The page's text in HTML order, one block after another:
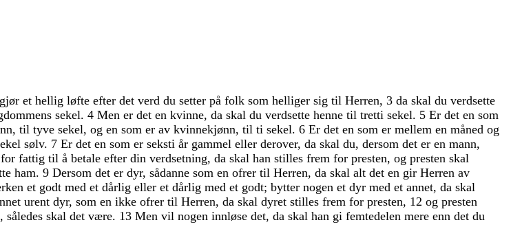
gjør et hellig løfte efter det verd du setter på folk som helliger sig til Herren, 3 da skal du verdsette
sekel. 4 Men er det en kvinne, da skal du verdsette henne til tretti sekel. 5 Er det en som
, til tyve sekel, og en som er av kvinnekjønn, til ti sekel. 6 Er det en som er mellem en måned og
sølv. 7 Er det en som er seksti år gammel eller derover, da skal du, dersom det er en mann,
for fattig til å betale efter din verdsetning, da skal han stilles frem for presten, og presten skal
ham. 9 Dersom det er dyr, sådanne som en ofrer til Herren, da skal alt det en gir Herren av
et godt med et dårlig eller et dårlig med et godt; bytter nogen et dyr med et annet, da skal
urent dyr, som en ikke ofrer til Herren, da skal dyret stilles frem for presten, 12 og presten
, således skal det være. 13 Men vil nogen innløse det, da skal han gi femtedelen mere enn det du